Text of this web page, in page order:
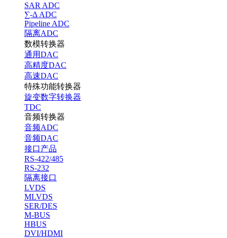
SAR ADC
∑-Δ ADC
Pipeline ADC
隔离ADC
数模转换器
通用DAC
高精度DAC
高速DAC
特殊功能转换器
旋变数字转换器
TDC
音频转换器
音频ADC
音频DAC
接口产品
RS-422/485
RS-232
隔离接口
LVDS
MLVDS
SER/DES
M-BUS
HBUS
DVI/HDMI